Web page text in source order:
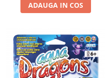
ADAUGA IN COS